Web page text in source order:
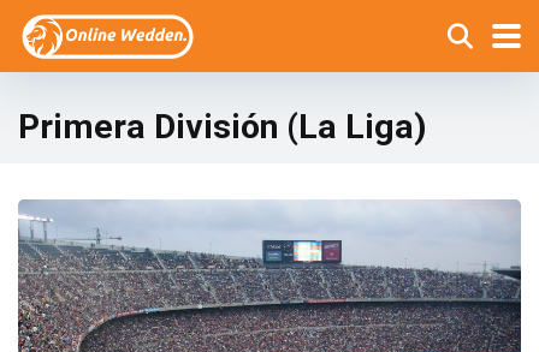
Primera División (La Liga)